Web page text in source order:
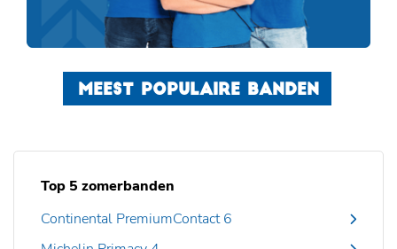
MEEST POPULAIRE BANDEN
Top 5 zomerbanden
Continental PremiumContact 6